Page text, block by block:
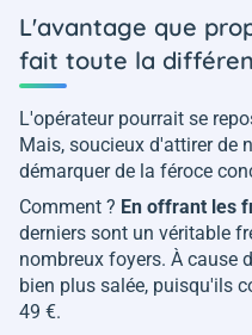
L'avantage que
fait toute la
L'opérateur pourrait se
Mais, soucieux d'attirer de
démarquer de la féroce
Comment ? En offrant les
derniers sont un véritable
nombreux foyers. À cause
bien plus salée, puisqu'ils
49 €.